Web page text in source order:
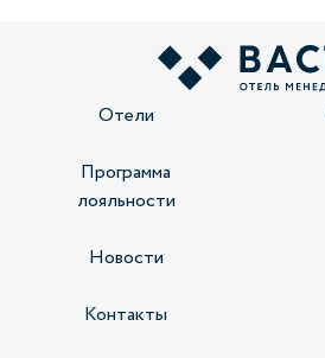
Отели
Программа
лояльности
Новости
Контакты